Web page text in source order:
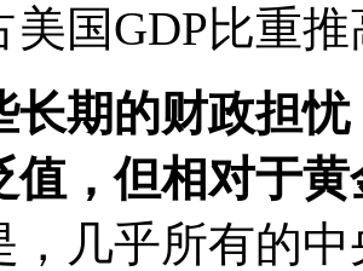
美国GDP比重
长期的财政担
值，但相对于
，几乎所有的